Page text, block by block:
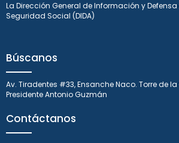
La Dirección General de Información y
Seguridad Social (DIDA)
Búscanos
Av. Tiradentes #33, Ensanche Naco. Torre de
Presidente Antonio Guzmán
Contáctanos